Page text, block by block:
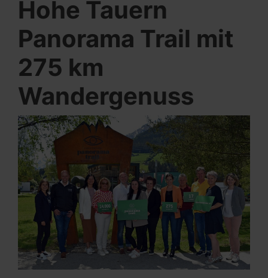
Hohe Tauern
Panorama Trail mit
275 km
Wandergenuss